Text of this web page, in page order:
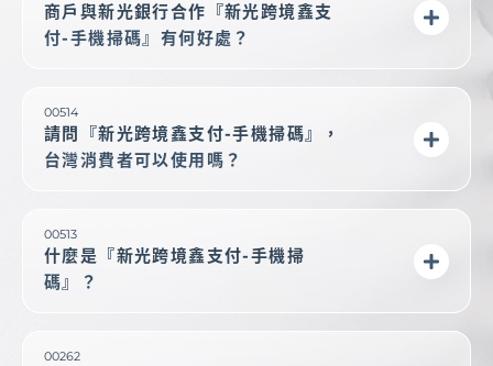
商戶與新光銀行合作『新光跨境鑫支
付-手機掃碼』有何好處？
00514
請問『新光跨境鑫支付-手機掃碼』，
台灣消費者可以使用嗎？
00513
什麼是『新光跨境鑫支付-手機掃
碼』？
00262